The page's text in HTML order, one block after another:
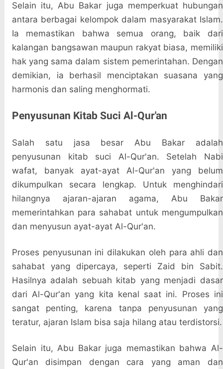
Selain itu, Abu Bakar juga memperkuat hubungan
antara berbagai kelompok dalam masyarakat Islam.
Ia memastikan bahwa semua orang, baik dari
kalangan bangsawan maupun rakyat biasa, memiliki
hak yang sama dalam sistem pemerintahan. Dengan
demikian, ia berhasil menciptakan suasana yang
harmonis dan saling menghormati.
Penyusunan Kitab Suci Al-Qur'an
Salah satu jasa besar Abu Bakar adalah
penyusunan kitab suci Al-Qur'an. Setelah Nabi
wafat, banyak ayat-ayat Al-Qur'an yang belum
dikumpulkan secara lengkap. Untuk menghindari
hilangnya ajaran-ajaran agama, Abu Bakar
memerintahkan para sahabat untuk mengumpulkan
dan menyusun ayat-ayat Al-Qur'an.
Proses penyusunan ini dilakukan oleh para ahli dan
sahabat yang dipercaya, seperti Zaid bin Sabit.
Hasilnya adalah sebuah kitab yang menjadi dasar
dari Al-Qur'an yang kita kenal saat ini. Proses ini
sangat penting, karena tanpa penyusunan yang
teratur, ajaran Islam bisa saja hilang atau terdistorsi.
Selain itu, Abu Bakar juga memastikan bahwa Al-
Qur'an disimpan dengan cara yang aman dan